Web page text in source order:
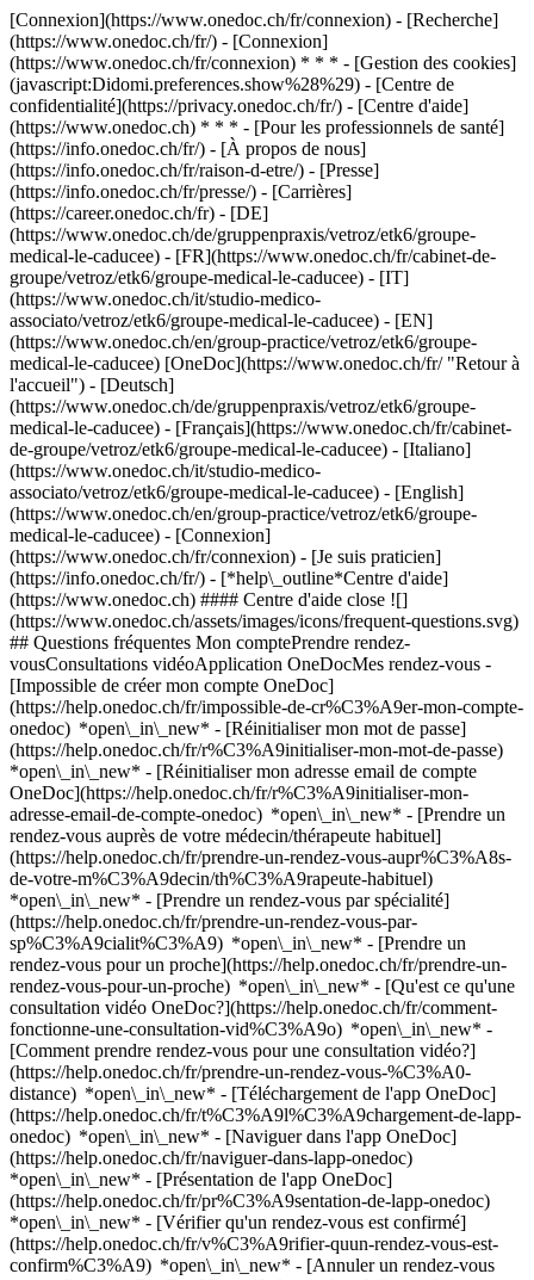
[Connexion](https://www.onedoc.ch/fr/connexion) - [Recherche]
(https://www.onedoc.ch/fr/) - [Connexion]
(https://www.onedoc.ch/fr/connexion) * * * - [Gestion des cookies]
(javascript:Didomi.preferences.show%28%29) - [Centre de
confidentialité](https://privacy.onedoc.ch/fr/) - [Centre d'aide]
(https://www.onedoc.ch) * * * - [Pour les professionnels de santé]
(https://info.onedoc.ch/fr/) - [À propos de nous]
(https://info.onedoc.ch/fr/raison-d-etre/) - [Presse]
(https://info.onedoc.ch/fr/presse/) - [Carrières]
(https://career.onedoc.ch/fr) - [DE]
(https://www.onedoc.ch/de/gruppenpraxis/vetroz/etk6/groupe-
medical-le-caducee) - [FR](https://www.onedoc.ch/fr/cabinet-de-
groupe/vetroz/etk6/groupe-medical-le-caducee) - [IT]
(https://www.onedoc.ch/it/studio-medico-
associato/vetroz/etk6/groupe-medical-le-caducee) - [EN]
(https://www.onedoc.ch/en/group-practice/vetroz/etk6/groupe-
medical-le-caducee) [OneDoc](https://www.onedoc.ch/fr/ "Retour à
l'accueil") - [Deutsch]
(https://www.onedoc.ch/de/gruppenpraxis/vetroz/etk6/groupe-
medical-le-caducee) - [Français](https://www.onedoc.ch/fr/cabinet-
de-groupe/vetroz/etk6/groupe-medical-le-caducee) - [Italiano]
(https://www.onedoc.ch/it/studio-medico-
associato/vetroz/etk6/groupe-medical-le-caducee) - [English]
(https://www.onedoc.ch/en/group-practice/vetroz/etk6/groupe-
medical-le-caducee) - [Connexion]
(https://www.onedoc.ch/fr/connexion) - [Je suis praticien]
(https://info.onedoc.ch/fr/) - [*help\_outline*Centre d'aide]
(https://www.onedoc.ch) #### Centre d'aide close ![]
(https://www.onedoc.ch/assets/images/icons/frequent-questions.svg)
## Questions fréquentes Mon comptePrendre rendez-
vousConsultations vidéoApplication OneDocMes rendez-vous -
[Impossible de créer mon compte OneDoc]
(https://help.onedoc.ch/fr/impossible-de-cr%C3%A9er-mon-compte-
onedoc) *open\_in\_new* - [Réinitialiser mon mot de passe]
(https://help.onedoc.ch/fr/r%C3%A9initialiser-mon-mot-de-passe)
*open\_in\_new* - [Réinitialiser mon adresse email de compte
OneDoc](https://help.onedoc.ch/fr/r%C3%A9initialiser-mon-
adresse-email-de-compte-onedoc) *open\_in\_new* - [Prendre un
rendez-vous auprès de votre médecin/thérapeute habituel]
(https://help.onedoc.ch/fr/prendre-un-rendez-vous-aupr%C3%A8s-
de-votre-m%C3%A9decin/th%C3%A9rapeute-habituel)
*open\_in\_new* - [Prendre un rendez-vous par spécialité]
(https://help.onedoc.ch/fr/prendre-un-rendez-vous-par-
sp%C3%A9cialit%C3%A9) *open\_in\_new* - [Prendre un
rendez-vous pour un proche](https://help.onedoc.ch/fr/prendre-un-
rendez-vous-pour-un-proche) *open\_in\_new* - [Qu'est ce qu'une
consultation vidéo OneDoc?](https://help.onedoc.ch/fr/comment-
fonctionne-une-consultation-vid%C3%A9o) *open\_in\_new* -
[Comment prendre rendez-vous pour une consultation vidéo?]
(https://help.onedoc.ch/fr/prendre-un-rendez-vous-%C3%A0-
distance) *open\_in\_new* - [Téléchargement de l'app OneDoc]
(https://help.onedoc.ch/fr/t%C3%A9l%C3%A9chargement-de-lapp-
onedoc) *open\_in\_new* - [Naviguer dans l'app OneDoc]
(https://help.onedoc.ch/fr/naviguer-dans-lapp-onedoc)
*open\_in\_new* - [Présentation de l'app OneDoc]
(https://help.onedoc.ch/fr/pr%C3%A9sentation-de-lapp-onedoc)
*open\_in\_new* - [Vérifier qu'un rendez-vous est confirmé](https://help.onedoc.ch/fr/v%C3%A9rifier-quun-rendez-vous-est-confirm%C3%A9) *open\_in\_new* - [Annuler un rendez-vous pris en ligne sur OneDoc](https://help.onedoc.ch/fr/annuler-un-rendez-vous-pris-en-ligne-sur-onedoc) *open\_in\_new* - [Je ne reçois pas de confirmation de rendez-vous](https://help.onedoc.ch/fr/je-ne-re%C3%A7ois-pas-de-confirmation-de-rendez-vous) *open\_in\_new* [Voir tous nos articles *open\_in\_new*](https://help.onedoc.ch/fr/) # Groupe Médical le Caducée ![Badge indiquant un profil vérifié](https://www.onedoc.ch/assets/images/icons/checkmark.svg) ## Cabinet de groupe Carte Présentation L'équipe ![Icône patient avec un signe plus annonçant que le professionnel accepte de nouveaux patients](https://www.onedoc.ch/assets/images/icons/new-patients.svg) ### Patients acceptés Groupe Médical le Caducée accepte les nouveaux patients ![Icône mallette annonçant les spécialités du professionnel de santé](https://www.onedoc.ch/assets/images/icons/specialties.svg) ### Spécialités Chirurgie orthopédique Médecine interne générale Traumatologie [*arrow\_drop\_down*Voir plus](https://www.onedoc.ch) ![Icône microscope annonçant les expertises dans lesquelles le professionnel est spécialisé](https://www.onedoc.ch/assets/images/icons/expertises.svg) ### Expertises Arthroscopie chirurgicale Asthme Check-up | bilan de santé Chirurgie de la cheville Chirurgie de la hanche Chirurgie du genou Chirurgie du pied Contrôle médical permis de conduire NIVEAU 1 Céphalée et migraine Dépistage infection urinaire Examen médical d'aptitude au travail de nuit Grippe | Symptômes de la grippe | Rhume [*arrow\_drop\_down*Voir plus](https://www.onedoc.ch) ![Marqueur annonçant la carte et les informations d’accès du cabinet](https://www.onedoc.ch/assets/images/icons/map.svg) ### Carte et informations d'accès #### Groupe Médical le Caducée Route Cantonale 285 1963 Vétroz ![Icône document annonçant la présentation de l’établissement](https://www.onedoc.ch/assets/images/icons/presentation.svg) ### Présentation de l'établissement __Le Cabinet de Groupe :__ Situé à la limite ouest de Vétroz, à côté d'une célèbre cave vigneronne, proche de la Lizerne, le cabinet médical offre toutes les opportunités d'une accessibilité aisée. Grand parking, arrêt de bus en face du cabinet médical ou à 10 minutes en sortant dans l'autre sens, gare à 10 minutes à pied. Situé en rez-de-chaussée supérieur, il bénéficie également d'une accessibilité pour les personnes en situation de handicap avec un monte personne. Notre cabinet médical est mitoyen d'un cabinet de physiothérapie et ostéopathie. Il bénéficie d'un espace aéré, convivial, équipé d'une radiologie, d'un laboratoire médical et d'une salle de plâtre soit, tout l'équipement nécessaire pour une prise en charge globale du patient. [*arrow\_drop\_down*Voir plus](https://www.onedoc.ch) [](https://assets.onedoc.ch/images/entities/d106a8889ea341f5950af30115027bc8edd6ff1f95cbb7bffd437f3d1829669c.jpg)[![Groupe Médical le Caducée, cabinet de groupe à Vétroz](https://assets.onedoc.ch/images/entities/c2f5455f7e6d764899f64faad69a3edcbcec2a53ebd9fc172b1ab5c90e14d3ef-small.jpg "Groupe Médical le Caducée, cabinet de groupe à Vétroz")](https://assets.onedoc.ch/images/entities/c2f5455f7e6d764899f64faad69a3edcbcec2a53ebd9fc172b1ab5c90e14d3ef.jpg)[![Groupe Médical le Caducée, cabinet de groupe à Vétroz](https://assets.onedoc.ch/images/entities/46100e19f739b781c160fe651423e6792b47cb7f7c30f4079fcd4f9700a1ea77-small.jpg "Groupe Médical le Caducée, cabinet de groupe à Vétroz")](https://assets.onedoc.ch/images/entities/46100e19f739b781c160fe651423e6792b47cb7f7c30f4079fcd4f9700a1ea77.jpg)[![Groupe Médical le Caducée, cabinet de groupe à Vétroz](https://assets.onedoc.ch/images/entities/9d5c930d437bd1baf43331d71efc672ec4168edd5ac1914f261c1cd0c0ff68e1-small.jpg "Groupe Médical le Caducée, cabinet de groupe à Vétroz")](https://assets.onedoc.ch/images/entities/9d5c930d437bd1baf43331d71efc672ec4168edd5ac1914f261c1cd0c0ff68e1.jpg)[![Groupe Médical le Caducée, cabinet de groupe à Vétroz](https://assets.onedoc.ch/images/entities/98d4c87cd35d2e0f449a6231952228f80bdeb6b749acde36a3bcc9cba6b15a64-small.jpg "Groupe Médical le Caducée, cabinet de groupe à Vétroz")](https://assets.onedoc.ch/images/entities/98d4c87cd35d2e0f449a6231952228f80bdeb6b749acde36a3bcc9cba6b15a64.jpg)[![Groupe Médical le Caducée, cabinet de groupe à Vétroz](https://assets.onedoc.ch/images/entities/742fdce2c661b398213bb7abd4fdad17634d0b6e51ebebe5198fbd675fd08ec0-small.jpg "Groupe Médical le Caducée, cabinet de groupe à Vétroz")](https://assets.onedoc.ch/images/entities/742fdce2c661b398213bb7abd4fdad17634d0b6e51ebebe5198fbd675fd08ec0.jpg)[![Groupe Médical le Caducée, cabinet de groupe à Vétroz](https://assets.onedoc.ch/images/entities/f60611e70005e8e2f07628b9ff9fded6b89377952130eef9115f2f740463ab49-small.jpg "Groupe Médical le Caducée, cabinet de groupe à Vétroz")](https://assets.onedoc.ch/images/entities/f60611e70005e8e2f07628b9ff9fded6b89377952130eef9115f2f740463ab49.jpg)[![Groupe Médical le Caducée, cabinet de groupe à Vétroz](https://assets.onedoc.ch/images/entities/847e157ee745a00f366c280c0d1dcf432995dd532d7dcf0d2f8219ce31934cc1-small.jpg "Groupe Médical le Caducée, cabinet de groupe à Vétroz")](https://assets.onedoc.ch/images/entities/847e157ee745a00f366c280c0d1dcf432995dd532d7dcf0d2f8219ce31934cc1.jpg)[![Groupe Médical le Caducée, cabinet de groupe à Vétroz](https://assets.onedoc.ch/images/entities/3f3af1418c9fe0885522b994a432d7b59a94c9326a41c35306bf0128a74b0463-small.jpg "Groupe Médical le Caducée, cabinet de groupe à Vétroz")](https://assets.onedoc.ch/images/entities/3f3af1418c9fe0885522b994a432d7b59a94c9326a41c35306bf0128a74b0463.jpg)[![Groupe Médical le Caducée, cabinet de groupe à Vétroz](https://assets.onedoc.ch/images/entities/d85e7e7779bdf904ddd1c7067c76a23eb917ae4ef6a968a69456484d3a2cdec5-small.jpg "Groupe Médical le Caducée, cabinet de groupe à Vétroz")](https://assets.onedoc.ch/images/entities/d85e7e7779bdf904ddd1c7067c76a23eb917ae4ef6a968a69456484d3a2cdec5.jpg) ![Icône groupe de personnes annonçant la liste des professionnels de santé de l’établissement](https://www.onedoc.ch/assets/images/icons/team.svg) ### L'équipe Chirurgien orthopédiste [![Gilbert Monney, chirurgien orthopédiste à Vétroz](https://assets.onedoc.ch/images/users/5724ceec7f78554fad34d8c33167f3c431408d8e76de9ff9c930c1fcc6164e30-small.jpg "Gilbert Monney, chirurgien orthopédiste à Vétroz") \ __Dr. Gilbert Monney__](https://www.onedoc.ch/fr/chirurgien-orthopediste/vetroz/pcvj9/dr-gilbert-monney) Spécialistes en médecine interne générale [![May Monney, spécialiste en médecine interne générale à Vétroz](https://assets.onedoc.ch/images/users/b630dac67b3f22f9981065274234dfc0c206ea69bd723c5791f93e64e0da4766-small.jpg "May Monney, spécialiste en médecine interne générale à Vétroz") \ __Dr. May Monney__](https://www.onedoc.ch/fr/specialiste-en-medecine-interne-generale/vetroz/pcvka/dr-may-monney) [![Florence Sierro, spécialiste en médecine interne générale à Vétroz](https://assets.onedoc.ch/images/users/88ecb9f1546426bb365b7b791f0010910764d9ecffa92b63c616a208d66c3147-small.png "Florence Sierro, spécialiste en médecine interne générale à Vétroz") \ __Dr. Florence Sierro__](https://www.onedoc.ch/fr/specialiste-en-medecine-interne-generale/vetroz/pc3zr/dr-florence-sierro) ![Icône bulle de dialogue annonçant la section FAQ](https://www.onedoc.ch/assets/images/icons/faq.svg) ### FAQ *expand\_more* *keyboard\_arrow\_right* ## Quelle est l'adresse de Groupe Médical le Caducée? Groupe Médical le Caducée reçoit des patients à Route Cantonale 285, 1963 Vétroz. * * * *keyboard\_arrow\_right* ## Quel est le numéro de téléphone de Groupe Médical le Caducée? Le numéro de téléphone de Groupe Médical le Caducée est [027 346 02 02](tel:+41273460202). * * * *keyboard\_arrow\_right* ## Quelles sont les spécialités pratiquées au sein de Groupe Médical le Caducée? Groupe Médical le Caducée propose des consultations en [Chirurgie orthopédique](https://www.onedoc.ch/fr/chirurgien-orthopediste/vetroz), [Médecine interne générale](https://www.onedoc.ch/fr/specialiste-en-medecine-interne-generale/vetroz) et [Traumatologie](https://www.onedoc.ch/fr/traumatologue/vetroz). * * * *keyboard\_arrow\_right* ## Quelles sont les expertises de Groupe Médical le Caducée? Les expertises de Groupe Médical le Caducée sont: [Arthroscopie chirurgicale](https://www.onedoc.ch/fr/arthroscopie-chirurgicale/vetroz), [Asthme](https://www.onedoc.ch/fr/asthme/vetroz), [Check-up | bilan de santé](https://www.onedoc.ch/fr/check-up-bilan-de-sante/vetroz), [Chirurgie de la cheville](https://www.onedoc.ch/fr/chirurgie-de-la-cheville/vetroz), [Chirurgie de la hanche](https://www.onedoc.ch/fr/chirurgie-de-la-hanche/vetroz), [Chirurgie du genou](https://www.onedoc.ch/fr/chirurgie-du-genou/vetroz), [Chirurgie du pied](https://www.onedoc.ch/fr/chirurgie-du-pied/vetroz), [Contrôle médical permis de conduire NIVEAU 1](https://www.onedoc.ch/fr/controle-medical-permis-de-conduire-niveau-1/vetroz), [Céphalée et migraine](https://www.onedoc.ch/fr/cephalee-et-migraine/vetroz), [Dépistage infection urinaire](https://www.onedoc.ch/fr/depistage-infection-urinaire/vetroz), [Examen médical d'aptitude au travail de nuit](https://www.onedoc.ch/fr/examen-medical-d-aptitude-au-travail-de-nuit/vetroz) et [Grippe | Symptômes de la grippe | Rhume](https://www.onedoc.ch/fr/grippe-symptomes-de-la-grippe-rhume/vetroz). * * * *keyboard\_arrow\_right* ## Est-ce que Groupe Médical le Caducée accepte les nouveaux patients? Oui, Groupe Médical le Caducée accepte les nouveaux patients. Pour prendre rendez-vous, les nouveaux patients peuvent facilement réserver en ligne via OneDoc. * * * *keyboard\_arrow\_right* ## Quelles sont les langues parlées au sein de Groupe Médical le Caducée? Groupe Médical le Caducée propose des consultations en Allemand,